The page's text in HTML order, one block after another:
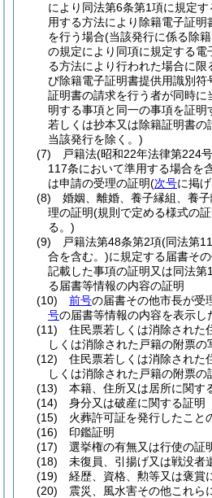
により同法第6条第1項に規定
用する方法により除籍電子証
を行う場合(当該発行に係る除
の規定により同項に規定する電
る方法により行われた場合に限
び除籍電子証明書提供用識別
証明書の請求を行う者が同時
明する事項と同一の事項を証明
若しくは抄本又は除籍証明書の
当該発行を除く。)
(7)
戸籍法(昭和22年法律第224
117条において準用する場合を
は申請の受理の証明(次号に掲
(8)
婚姻、離婚、養子縁組、養
理の証明(規則で定める様式の
る。)
(9)
戸籍法第48条第2項(同法第
合を含む。)に規定する届書そ
記載した事項の証明又は同法
る届書等情報の内容の証明
(10)
前号の届書その他市長が受
号の届書等情報の内容を表示し
(11)
住民票若しくは消除された
しくは消除された戸籍の附票の
(12)
住民票若しくは消除された
しくは消除された戸籍の附票の
(13)
本籍、住所又は居所に関す
(14)
身分又は破産に関する証明
(15)
火葬許可証を発行したこと
(16)
印鑑証明
(17)
選挙権の有無又は行使の証
(18)
未復員、引揚げ又は戦没者
(19)
経歴、資格、勲等又は褒賞
(20)
震災、風水害その他これら